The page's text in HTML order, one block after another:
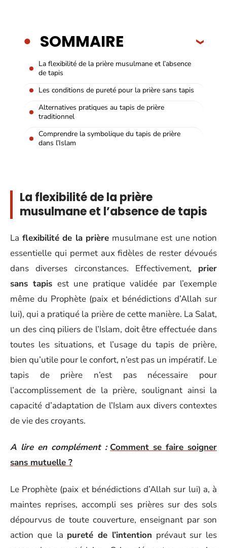
SOMMAIRE
La flexibilité de la prière musulmane et l’absence
de tapis
Les conditions de pureté pour la prière sans tapis
Alternatives pratiques au tapis de prière
traditionnel
Comprendre la symbolique du tapis de prière
dans l’Islam
La flexibilité de la prière
musulmane et l’absence de tapis
La flexibilité de la prière musulmane est une notion
essentielle qui permet aux fidèles de rester dévoués
dans diverses circonstances. Effectivement, prier
sans tapis est une pratique validée par l’exemple
même du Prophète (paix et bénédictions d’Allah sur
lui), qui a pratiqué la prière de cette manière. La Salat,
un des cinq piliers de l’Islam, doit être effectuée dans
toutes les situations, et l’usage du tapis de prière,
bien qu’utile pour le confort, n’est pas un impératif. Le
tapis de prière n’est pas nécessaire pour
l’accomplissement de la prière, soulignant ainsi la
capacité d’adaptation de l’Islam aux divers contextes
de vie des croyants.
A lire en complément : Comment se faire soigner
sans mutuelle ?
Le Prophète (paix et bénédictions d’Allah sur lui) a, à
maintes reprises, accompli ses prières sur des sols
dépourvus de toute couverture, enseignant par son
action que la pureté de l’intention prévaut sur les